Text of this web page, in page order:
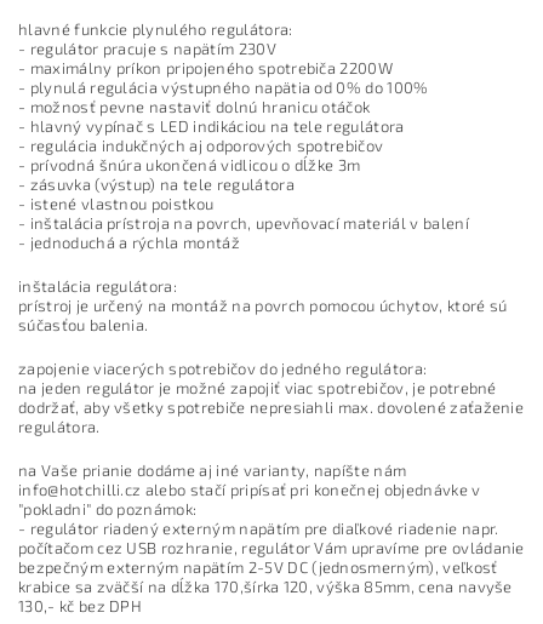
hlavné funkcie plynulého regulátora:
- regulátor pracuje s napätím 230V
- maximálny príkon pripojeného spotrebiča 2200W
- plynulá regulácia výstupného napätia od 0% do 100%
- možnosť pevne nastaviť dolnú hranicu otáčok
- hlavný vypínač s LED indikáciou na tele regulátora
- regulácia indukčných aj odporových spotrebičov
- prívodná šnúra ukončená vidlicou o dĺžke 3m
- zásuvka (výstup) na tele regulátora
- istené vlastnou poistkou
- inštalácia prístroja na povrch, upevňovací materiál v balení
- jednoduchá a rýchla montáž
inštalácia regulátora:
prístroj je určený na montáž na povrch pomocou úchytov, ktoré sú
súčasťou balenia.
zapojenie viacerých spotrebičov do jedného regulátora:
na jeden regulátor je možné zapojiť viac spotrebičov, je potrebné
dodržať, aby všetky spotrebiče nepresiahli max. dovolené zaťaženie
regulátora.
na Vaše prianie dodáme aj iné varianty, napíšte nám
info@hotchilli.cz alebo stačí pripísať pri konečnej objednávke v
"pokladni" do poznámok:
- regulátor riadený externým napätím pre diaľkové riadenie napr.
počítačom cez USB rozhranie, regulátor Vám upravíme pre ovládanie
bezpečným externým napätím 2-5V DC (jednosmerným), veľkosť
krabice sa zväčší na dĺžka 170,šírka 120, výška 85mm, cena navyše
130,- kč bez DPH